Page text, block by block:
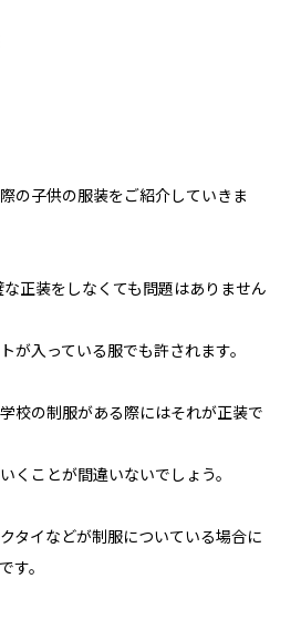
の子供の服装をご紹介していきま
正装をしなくても問題はありません
が入っている服でも許されます。
校の制服がある際にはそれが正装で
くことが間違いないでしょう。
タイなどが制服についている場合に
す。